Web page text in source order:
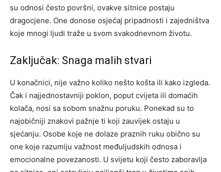
su odnosi često površni, ovakve sitnice postaju
dragocjene. One donose osjećaj pripadnosti i zajedništva
koje mnogi ljudi traže u svom svakodnevnom životu.
Zaključak: Snaga malih stvari
U konačnici, nije važno koliko nešto košta ili kako izgleda.
Čak i najjednostavniji poklon, poput cvijeta ili domaćih
kolača, nosi sa sobom snažnu poruku. Ponekad su to
najobičniji znakovi pažnje ti koji zauvijek ostaju u
sjećanju. Osobe koje ne dolaze praznih ruku obično su
one koje razumiju važnost međuljudskih odnosa i
emocionalne povezanosti. U svijetu koji često zaboravlja